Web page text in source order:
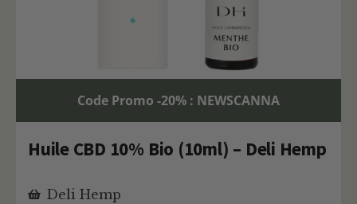
Code Promo -20% : NEWSCANNA
Huile CBD 10% Bio (10ml) – Deli Hemp
Deli Hemp